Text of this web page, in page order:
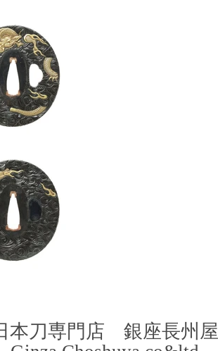
本刀専門店 銀座長州屋